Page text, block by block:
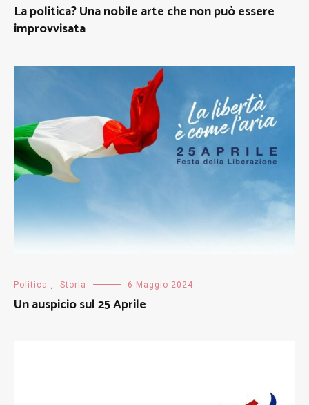
La politica? Una nobile arte che non può essere
improvvisata
Politica Storia 6 Maggio 2024
Un auspicio sul 25 Aprile